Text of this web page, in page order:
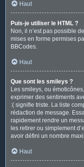
Haut
Puis-je utiliser le HTML ?
Non, il n’est pas possible
mises en forme permises
BBCodes.
Haut
Que sont les smileys ?
Les smileys, ou
exprimer des sentiments
:( signifie triste. La liste
rédaction de message.
rapidement rendre un
les retirer ou simplement
avoir défini un nombre
Haut